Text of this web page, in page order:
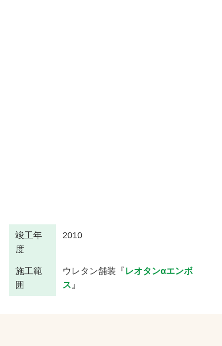
竣工年
度
2010
施工範
囲
ウレタン舗装『 レオタンαエンボ
ス』